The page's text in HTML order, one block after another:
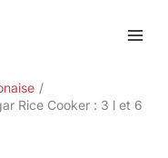
Rice Cooker : 3 l et 6